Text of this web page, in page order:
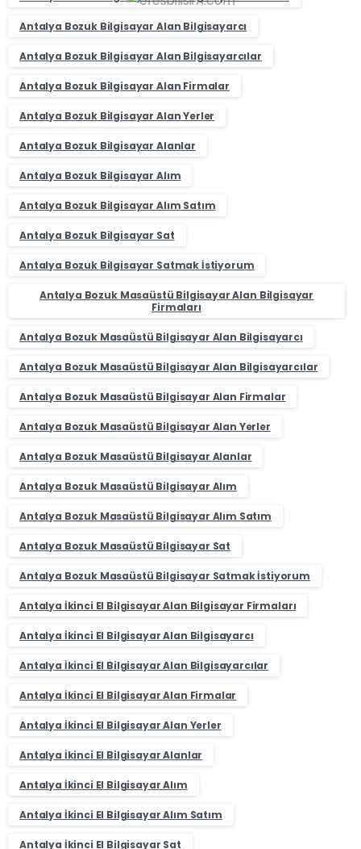
Antalya Bozuk Bilgisayar Alan Bilgisayarcı
Antalya Bozuk Bilgisayar Alan Bilgisayarcılar
Antalya Bozuk Bilgisayar Alan Firmalar
Antalya Bozuk Bilgisayar Alan Yerler
Antalya Bozuk Bilgisayar Alanlar
Antalya Bozuk Bilgisayar Alım
Antalya Bozuk Bilgisayar Alım Satım
Antalya Bozuk Bilgisayar Sat
Antalya Bozuk Bilgisayar Satmak İstiyorum
Antalya Bozuk Masaüstü Bilgisayar Alan Bilgisayar
Firmaları
Antalya Bozuk Masaüstü Bilgisayar Alan Bilgisayarcı
Antalya Bozuk Masaüstü Bilgisayar Alan Bilgisayarcılar
Antalya Bozuk Masaüstü Bilgisayar Alan Firmalar
Antalya Bozuk Masaüstü Bilgisayar Alan Yerler
Antalya Bozuk Masaüstü Bilgisayar Alanlar
Antalya Bozuk Masaüstü Bilgisayar Alım
Antalya Bozuk Masaüstü Bilgisayar Alım Satım
Antalya Bozuk Masaüstü Bilgisayar Sat
Antalya Bozuk Masaüstü Bilgisayar Satmak İstiyorum
Antalya İkinci El Bilgisayar Alan Bilgisayar Firmaları
Antalya İkinci El Bilgisayar Alan Bilgisayarcı
Antalya İkinci El Bilgisayar Alan Bilgisayarcılar
Antalya İkinci El Bilgisayar Alan Firmalar
Antalya İkinci El Bilgisayar Alan Yerler
Antalya İkinci El Bilgisayar Alanlar
Antalya İkinci El Bilgisayar Alım
Antalya İkinci El Bilgisayar Alım Satım
Antalya İkinci El Bilgisayar Sat